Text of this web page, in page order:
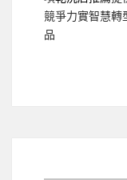
競爭力實智慧轉
品